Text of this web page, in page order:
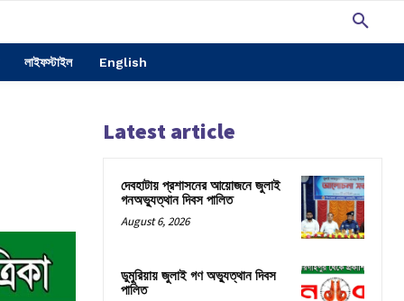
লাইফস্টাইল English
Latest article
দেবহাটায় প্রশাসনের আয়োজনে জুলাই
গনঅভ্যুত্থান দিবস পালিত
August 6, 2026
ডুমুরিয়ায় জুলাই গণ অভ্যুত্থান দিবস
পালিত